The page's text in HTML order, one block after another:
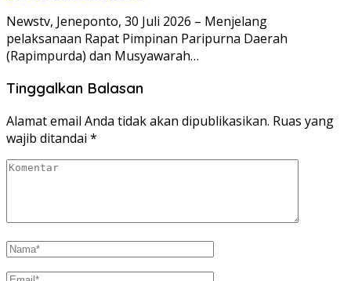
Newstv, Jeneponto, 30 Juli 2026 – Menjelang
pelaksanaan Rapat Pimpinan Paripurna Daerah
(Rapimpurda) dan Musyawarah…
Tinggalkan Balasan
Alamat email Anda tidak akan dipublikasikan. Ruas yang
wajib ditandai *